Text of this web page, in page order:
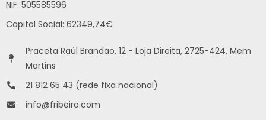
NIF: 505585596
Capital Social: 62349,74€
Praceta Raúl Brandão, 12 - Loja Direita, 2725-424, Mem
Martins
21 812 65 43 (rede fixa nacional)
info@fribeiro.com